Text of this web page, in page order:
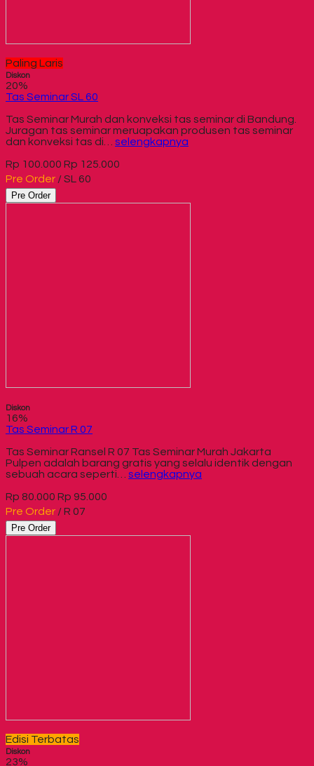
Paling Laris
Diskon
20%
Tas Seminar SL 60
Tas Seminar Murah dan konveksi tas seminar di Bandung.
Juragan tas seminar meruapakan produsen tas seminar
dan konveksi tas di… selengkapnya
Rp 100.000 Rp 125.000
Pre Order / SL 60
Pre Order
Diskon
16%
Tas Seminar R 07
Tas Seminar Ransel R 07 Tas Seminar Murah Jakarta
Pulpen adalah barang gratis yang selalu identik dengan
sebuah acara seperti… selengkapnya
Rp 80.000 Rp 95.000
Pre Order / R 07
Pre Order
Edisi Terbatas
Diskon
23%